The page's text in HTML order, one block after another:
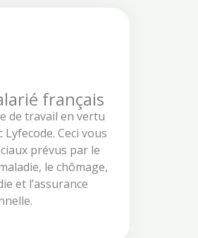
français
de travail en vertu
Ceci vous
prévus par le
le chômage,
et l’assurance